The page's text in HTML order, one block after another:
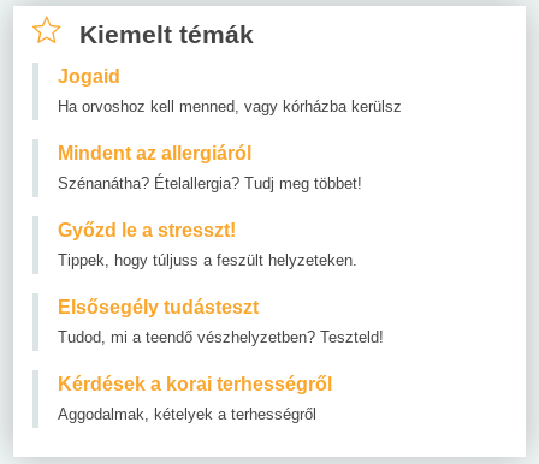
Kiemelt témák
Jogaid
Ha orvoshoz kell menned, vagy kórházba kerülsz
Mindent az allergiáról
Szénanátha? Ételallergia? Tudj meg többet!
Győzd le a stresszt!
Tippek, hogy túljuss a feszült helyzeteken.
Elsősegély tudásteszt
Tudod, mi a teendő vészhelyzetben? Teszteld!
Kérdések a korai terhességről
Aggodalmak, kételyek a terhességről